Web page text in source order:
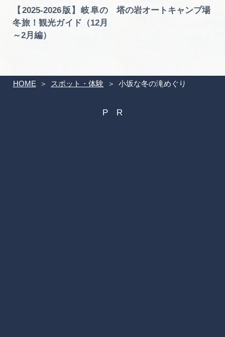
HOME スポット・体験 小坂な冬の滝めぐり
【2025-2026版】岐阜の
冬旅！観光ガイド（12月
～2月編）
塔の岩オートキャンプ場